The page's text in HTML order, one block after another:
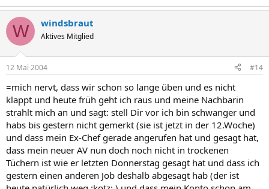
W windsbraut
Aktives Mitglied
12 Mai 2004 #14
=mich nervt, dass wir schon so lange üben und es nicht
klappt und heute früh geht ich raus und meine Nachbarin
strahlt mich an und sagt: stell Dir vor ich bin schwanger und
habs bis gestern nicht gemerkt (sie ist jetzt in der 12.Woche)
und dass mein Ex-Chef gerade angerufen hat und gesagt hat,
dass mein neuer AV nun doch noch nicht in trockenen
Tüchern ist wie er letzten Donnerstag gesagt hat und dass ich
gestern einen anderen Job deshalb abgesagt hab (der ist